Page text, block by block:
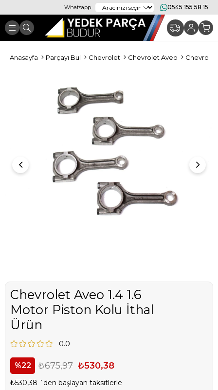
Whatsapp 0545 155 58 15
Anasayfa Parçayı Bul Chevrolet Chevrolet Aveo
Chevrolet Aveo 1.4 1.6
Motor Piston Kolu İthal
Ürün
0.0
22 ₺675,97 ₺530,38
₺530,38 `den başlayan taksitlerle